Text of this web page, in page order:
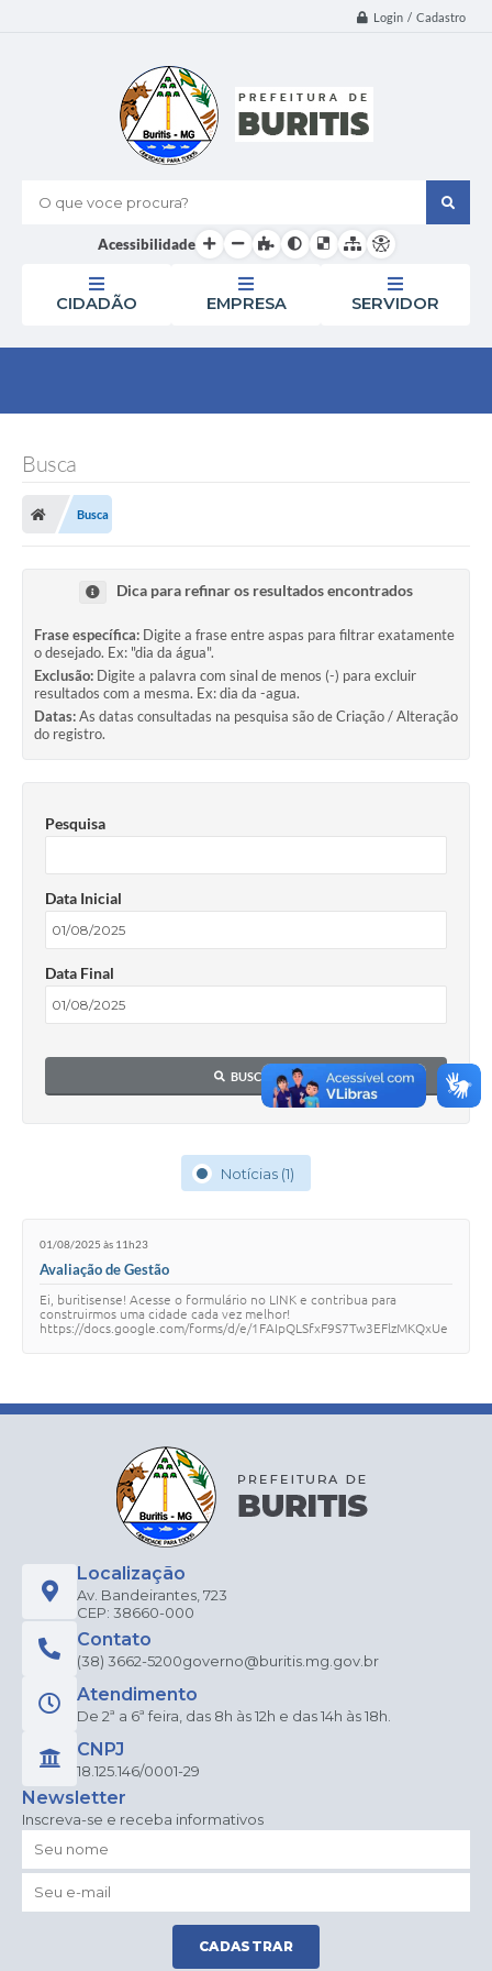
Login / Cadastro
O que voce procura?
Acessibilidade
CIDADÃO EMPRESA SERVIDOR
Busca
Busca
Dica para refinar os resultados encontrados
Frase específica: Digite a frase entre aspas para filtrar exatamente
o desejado. Ex: "dia da água".
Exclusão: Digite a palavra com sinal de menos (-) para excluir
resultados com a mesma. Ex: dia da -agua.
Datas:As datas consultadas na pesquisa são de Criação / Alteração
do registro.
Pesquisa
Data Inicial
Data Final
BUSCAR
Notícias (1)
01/08/2025 às 11h23
Avaliação de Gestão
Ei, buritisense! Acesse o formulário no LINK e contribua para
construirmos uma cidade cada vez melhor!
https://docs.google.com/forms/d/e/1FAIpQLSfxF9S7Tw3EFlzMKQxUe
Localização
Av. Bandeirantes, 723
CEP: 38660-000
Contato
(38) 3662-5200governo@buritis.mg.gov.br
Atendimento
De 2ª a 6ª feira, das 8h às 12h e das 14h às 18h.
CNPJ
18.125.146/0001-29
Newsletter
Inscreva-se e receba informativos
CADASTRAR